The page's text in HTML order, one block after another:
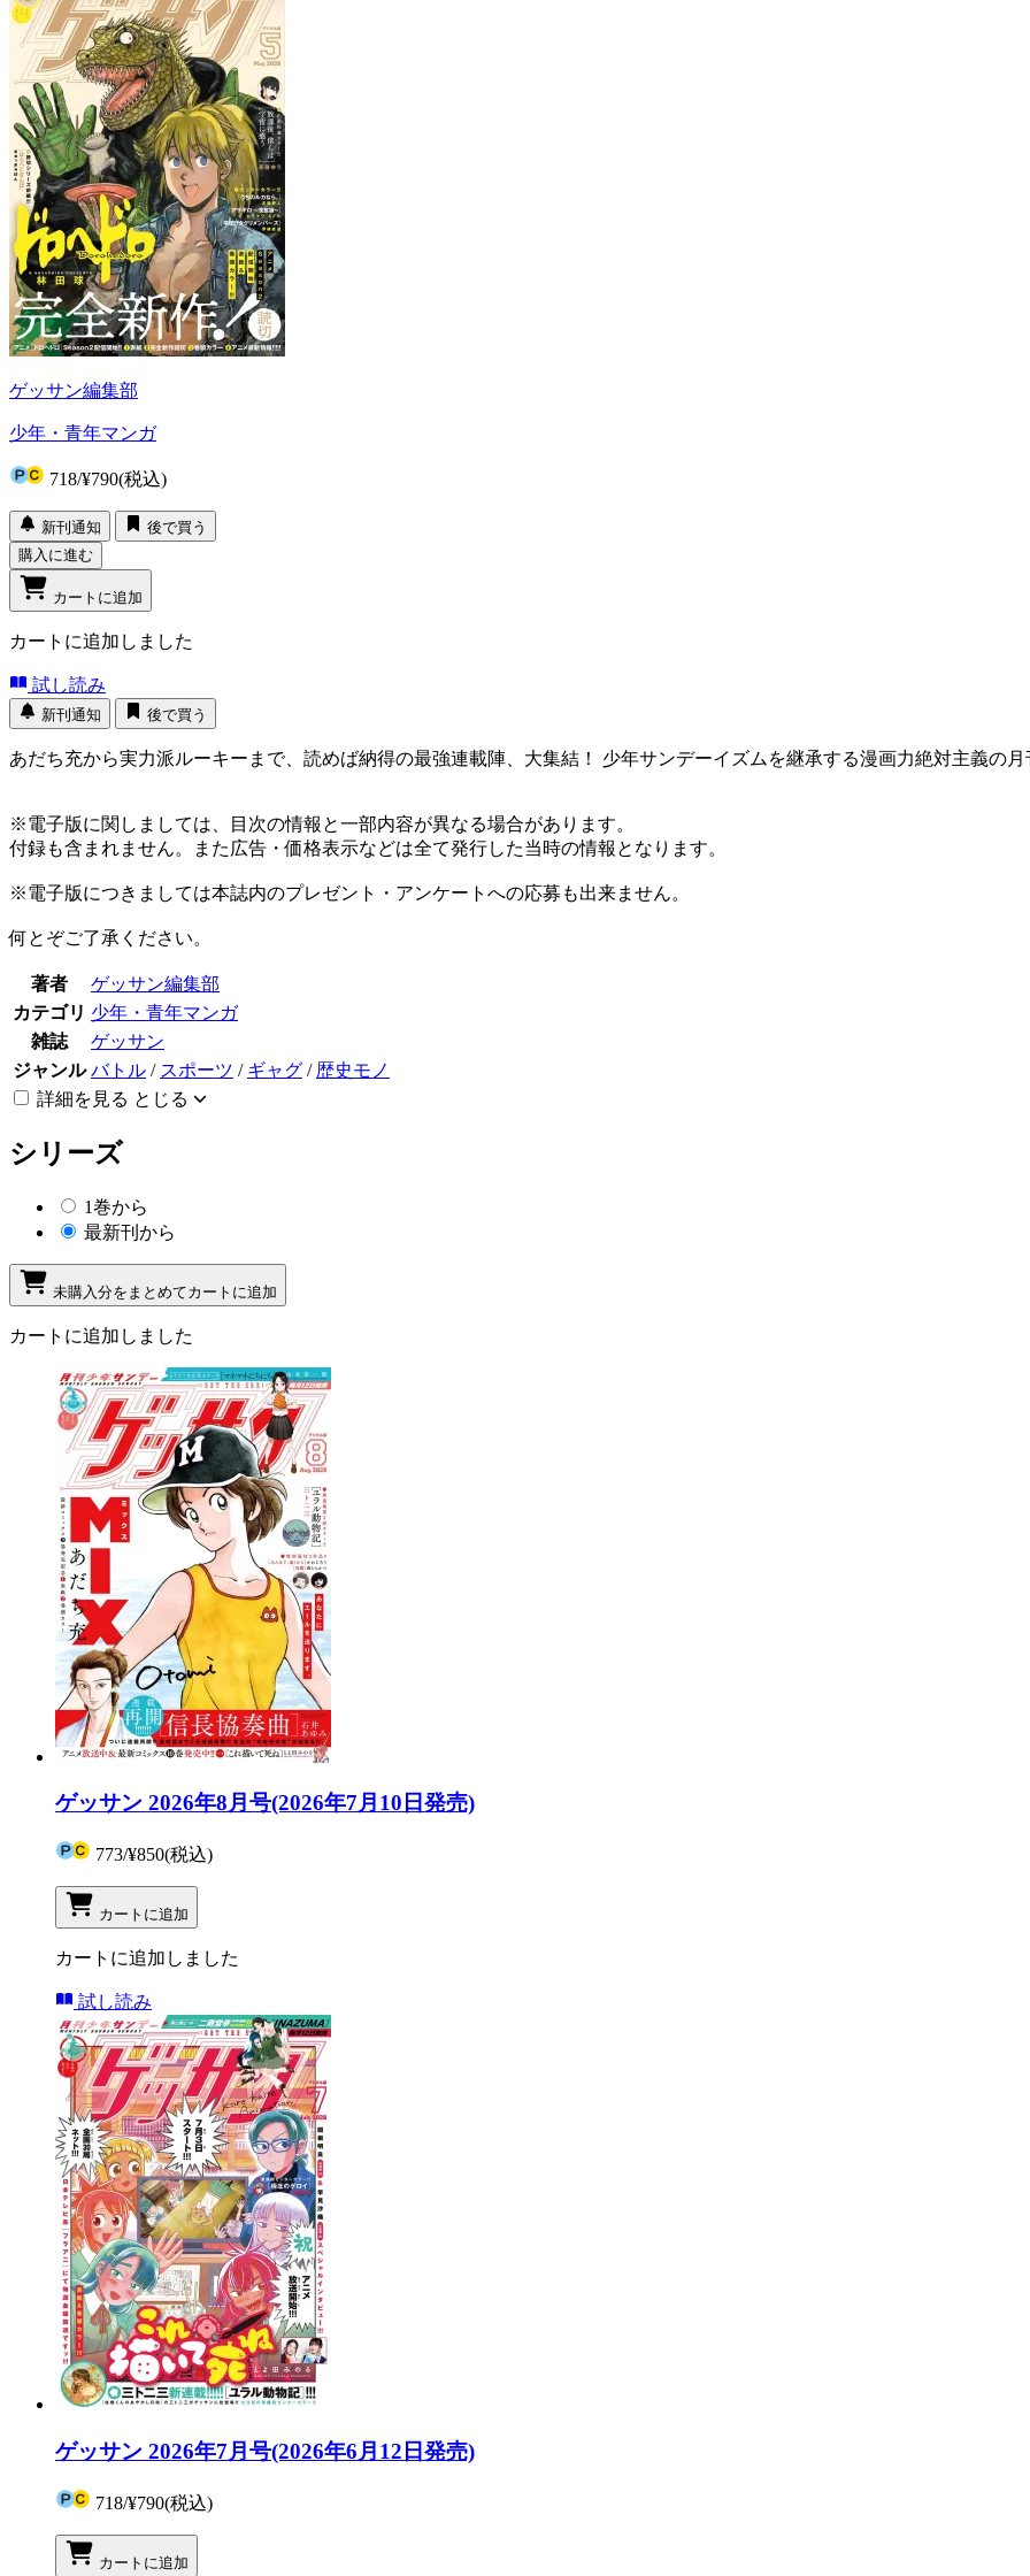
ゲッサン編集部
少年・青年マンガ
718/¥790(税込)
新刊通知
後で買う
購入に進む
カートに追加
カートに追加しました
試し読み
新刊通知 後で買う
あだち充から実力派ルーキーまで、読めば納得の最強連載陣、大集結！ 少年サンデーイズムを継承する漫画力絶対主義の
※電子版に関しましては、目次の情報と一部内容が異なる場合があります。
付録も含まれません。また広告・価格表示などは全て発行した当時の情報となります。
※電子版につきましては本誌内のプレゼント・アンケートへの応募も出来ません。
何とぞご了承ください。
著者
ゲッサン編集部
カテゴリ 少年・青年マンガ
雑誌
ゲッサン
ジャンル バトル / スポーツ / ギャグ / 歴史モノ
詳細を見る とじる
シリーズ
1巻から
最新刊から
未購入分をまとめてカートに追加
カートに追加しました
ゲッサン 2026年8月号(2026年7月10日発売)
773/¥850(税込)
カートに追加
カートに追加しました
試し読み
ゲッサン 2026年7月号(2026年6月12日発売)
718/¥790(税込)
カートに追加